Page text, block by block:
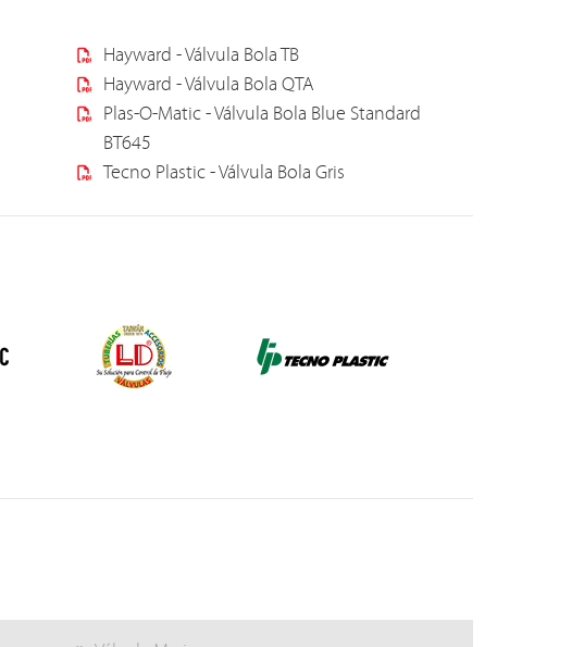
Hayward - Válvula Bola TB
Hayward - Válvula Bola QTA
Plas-O-Matic - Válvula Bola Blue Standard
BT645
Tecno Plastic - Válvula Bola Gris